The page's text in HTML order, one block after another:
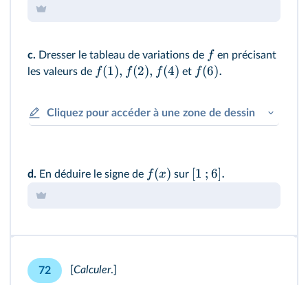
c. Dresser le tableau de variations de f en précisant
les valeurs de f(1), f(2), f(4) et f(6).
Cliquez pour accéder à une zone de dessin
d. En déduire le signe de f(x) sur [1 ; 6].
72 Calculer.]